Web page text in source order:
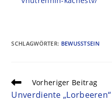
SCHLAGWÖRTER: BEWUSSTSEIN
Vorheriger Beitrag
Unverdiente „Lorbeeren“